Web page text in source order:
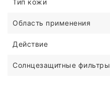
Тип кожи
Область применения
Действие
Солнцезащитные фильтры